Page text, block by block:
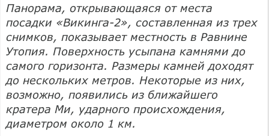
Панорама, открывающаяся от места
посадки «Викинга-2», составленная из трех
снимков, показывает местность в Равнине
Утопия. Поверхность усыпана камнями до
самого горизонта. Размеры камней доходят
до нескольких метров. Некоторые из них,
возможно, появились из ближайшего
кратера Ми, ударного происхождения,
диаметром около 1 км.